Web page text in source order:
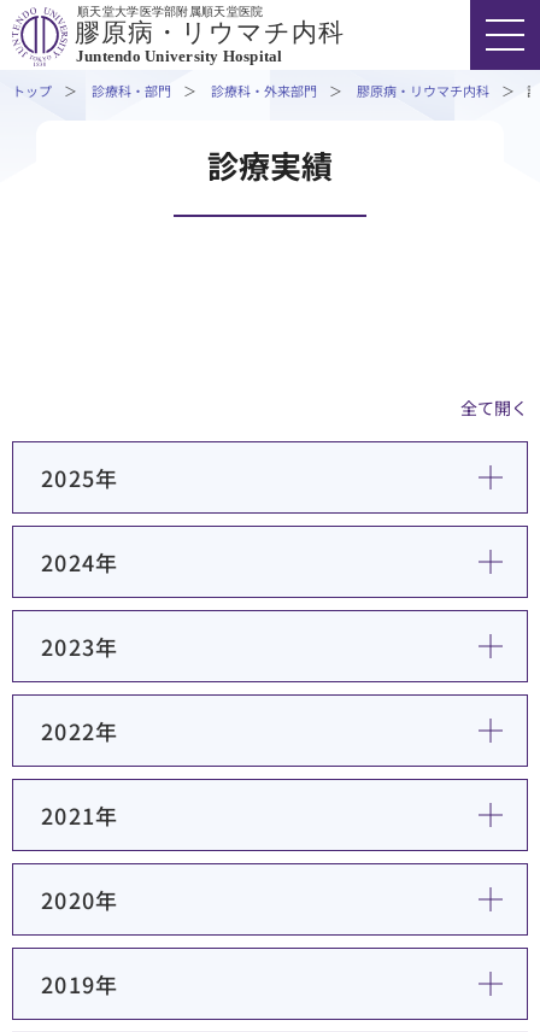
順天堂大学医学部附属順天堂医院
膠原病・リウマチ内科
Juntendo University Hospital
トップ 診療科・部門 診療科・外来部門 膠原病・リウマチ内科
診療実績
全て開く
2025年
2024年
2023年
2022年
2021年
2020年
2019年
外来担当医表・休診情報
専⾨外来・特殊外来
COLOR
03-3813-3111